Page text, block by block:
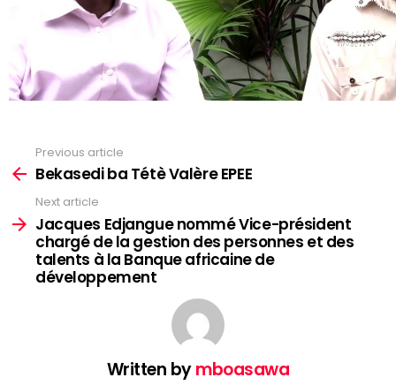
more
Previous article
Bekasedi ba Tétè Valère EPEE
Next article
Jacques Edjangue nommé Vice-président
chargé de la gestion des personnes et des
talents à la Banque africaine de
développement
Written bymboasawa